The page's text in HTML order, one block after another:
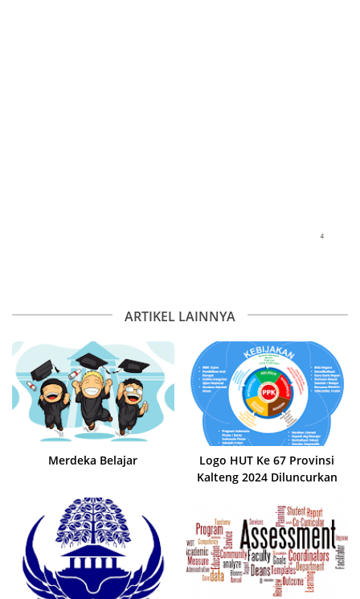
ARTIKEL LAINNYA
Merdeka Belajar
Logo HUT Ke 67 Provinsi
Kalteng 2024 Diluncurkan